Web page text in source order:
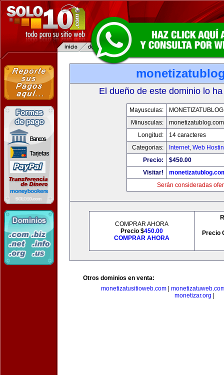
El dueño de este dominio lo
Mayusculas:
Minusculas:
monetizatublog.com
Longitud:
14 caracteres
Categorias:
Internet, Web
Precio:
$450.00
Visitar!
Serán consideradas
COMPRAR AHORA
Precio $450.00
COMPRAR AHORA
Precio
Otros dominios en venta:
monetizatusitioweb.com
monetizar.org